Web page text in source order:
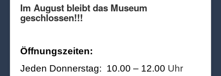
Im August bleibt das Museum
geschlossen!!!
Öffnungszeiten:
Jeden Donnerstag: 10.00 – 12.00 Uhr